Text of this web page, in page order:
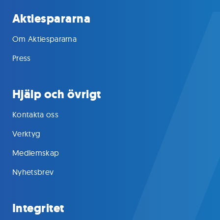
Aktiespararna
Om Aktiespararna
Press
Hjälp och övrigt
Kontakta oss
Verktyg
Medlemskap
Nyhetsbrev
Integritet